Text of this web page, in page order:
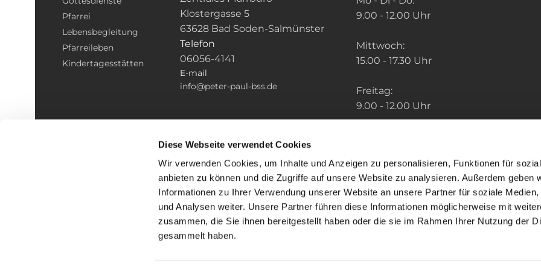
Diese Webseite verwendet Cookies
Wir verwenden Cookies, um Inhalte und Anzeigen zu personalisieren, Funktionen für
anbieten zu können und die Zugriffe auf unsere Website zu analysieren. Außerdem geben
Informationen zu Ihrer Verwendung unserer Website an unsere Partner für soziale Medien,
und Analysen weiter. Unsere Partner führen diese Informationen möglicherweise mit
zusammen, die Sie ihnen bereitgestellt haben oder die sie im Rahmen Ihrer Nutzung der
gesammelt haben.
Pfarrei
Lebensbegleitung
Pfarreileben
Kindertagesstätten
Klostergasse 5
63628 Bad Soden-Salmünster
Telefon
06056-4141
E-mail
info@peter-paul-bss.de
9.00 - 12.00 Uhr
Mittwoch:
15.00 - 17.30 Uhr
Freitag:
9.00 - 12.00 Uhr
Impressum Datenschutzerklärung ChurchDesk-